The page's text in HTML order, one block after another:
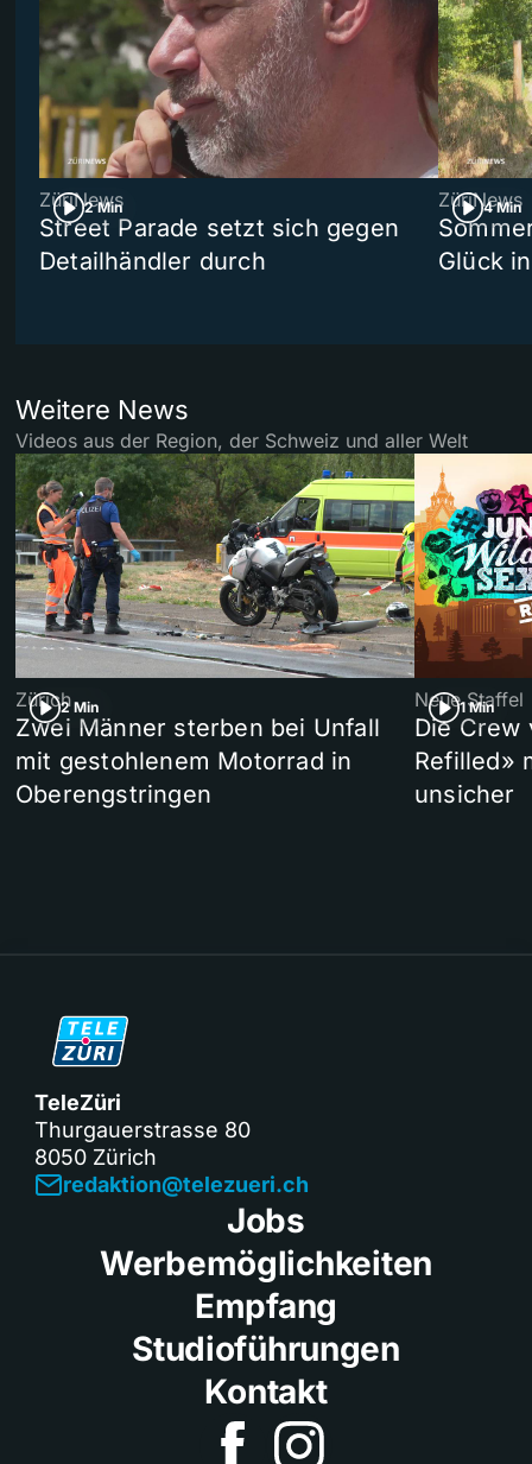
2 Min
ZüriNews
Street Parade setzt sich gegen
Detailhändler durch
4 Min
ZüriNews
Glück
Weitere News
Videos aus der Region, der Schweiz und aller Welt
2 Min
Zürich
Zwei Männer sterben bei Unfall
mit gestohlenem Motorrad in
Oberengstringen
1 Min
Neue Staffel
Die Crew
Refilled»
unsicher
TeleZüri
Thurgauerstrasse 80
8050 Zürich
redaktion@telezueri.ch
Jobs
Werbemöglichkeiten
Empfang
Studioführungen
Kontakt